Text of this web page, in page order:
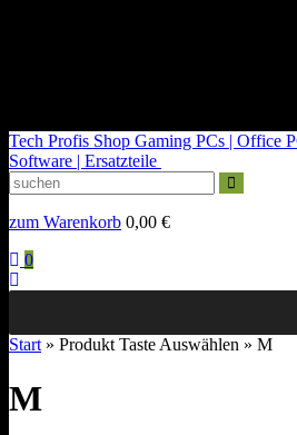
Tech Profis Shop Gaming PCs | Office
Software | Ersatzteile
zum Warenkorb 0,00 €
0
Start » Produkt Taste Auswählen » M
M